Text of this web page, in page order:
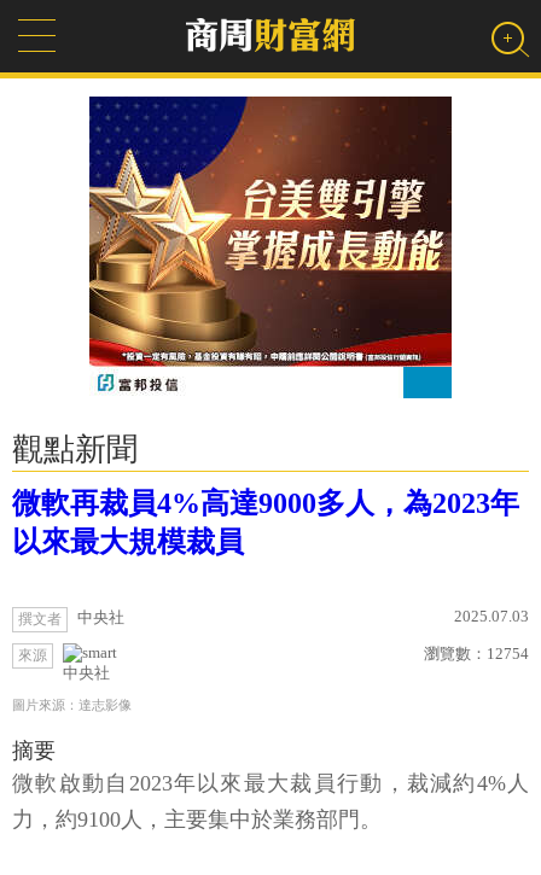
觀點新聞
微軟再裁員4%高達9000多人，為2023年
以來最大規模裁員
撰文者 中央社 2025.07.03
來源
中央社
瀏覽數： 12754
圖片來源：達志影像
摘要
微軟啟動自2023年以來最大裁員行動，裁減約4%人
力，約9100人，主要集中於業務部門。